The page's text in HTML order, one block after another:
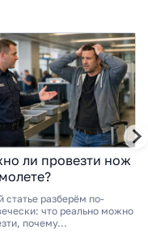
ли провезти нож
статье разберём по-
что реально можно
почему...